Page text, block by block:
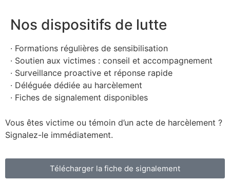
Nos dispositifs de lutte
· Formations régulières de sensibilisation
· Soutien aux victimes : conseil et accompagnement
· Surveillance proactive et réponse rapide
· Déléguée dédiée au harcèlement
· Fiches de signalement disponibles
Vous êtes victime ou témoin d’un acte de harcèlement ?
Signalez-le immédiatement.
Télécharger la fiche de signalement